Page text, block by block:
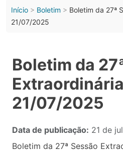
Início Boletim
Boletim da 27ª
21/07/2025
Boletim da
21/07/2025
Data de publicação: 21 de
Boletim da 27ª Sessão